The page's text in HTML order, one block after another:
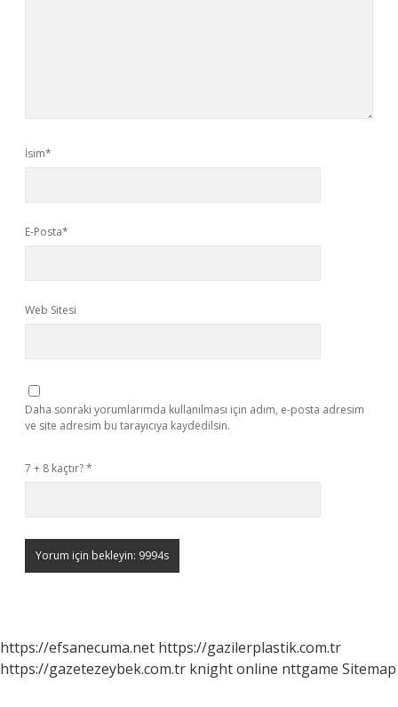
İsim*
E-Posta*
Web Sitesi
Daha sonraki yorumlarımda kullanılması için adım, e-posta adresim
ve site adresim bu tarayıcıya kaydedilsin.
7 + 8 kaçtır?*
https://efsanecuma.net https://gazilerplastik.com.tr
https://gazetezeybek.com.tr knight online nttgame Sitemap